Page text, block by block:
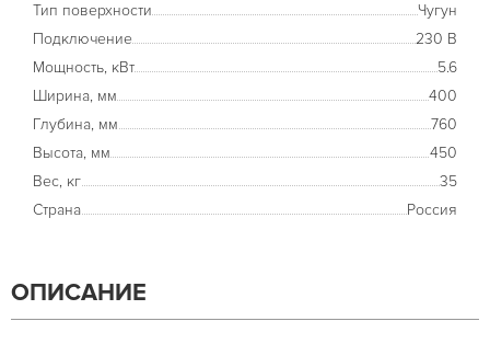
Тип поверхности
Чугун
Подключение
230 В
Мощность, кВт
5.6
Ширина, мм
400
Глубина, мм
760
Высота, мм
450
Вес, кг
35
Страна
Россия
ОПИСАНИЕ